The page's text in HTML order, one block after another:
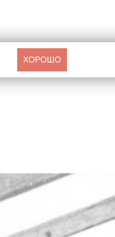
ХОРОШО